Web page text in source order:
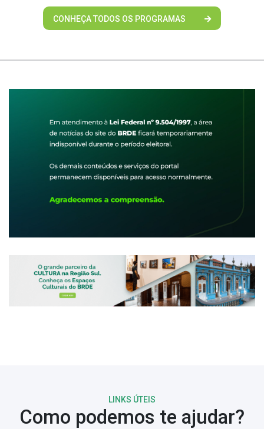
CONHEÇA TODOS OS PROGRAMAS
LINKS ÚTEIS
Como podemos te ajudar?